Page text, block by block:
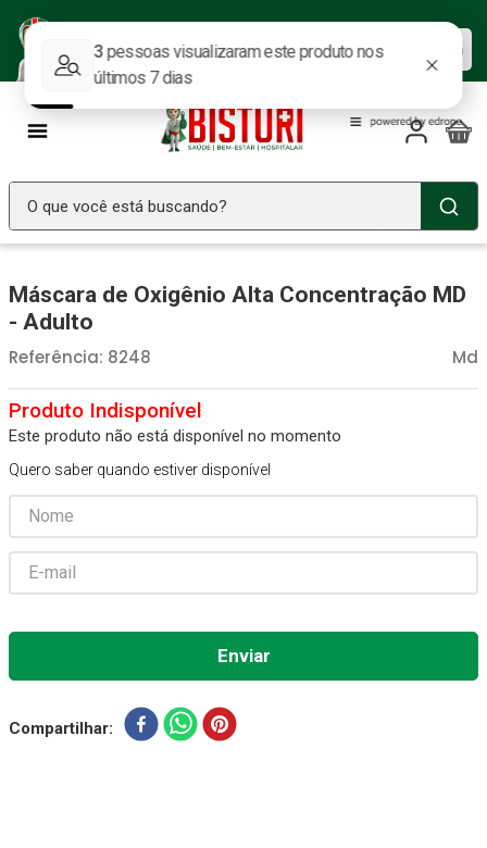
ofertas.
Baixar agora
O que você está buscando?
Máscara de Oxigênio Alta Concentração MD
- Adulto
Md
Referência: 8248
Este produto não está disponível no momento
Quero saber quando estiver disponível
Compartilhar
1º Seringa Insulina
2º Fralda Geriatrica
3 º Luva Latex
4º Estetoscopio Littmann
5º Littmann
Absorvente Geriatrico
7º
8º Aparelho Pressão
9º Cadeira Banho
10º Gaze